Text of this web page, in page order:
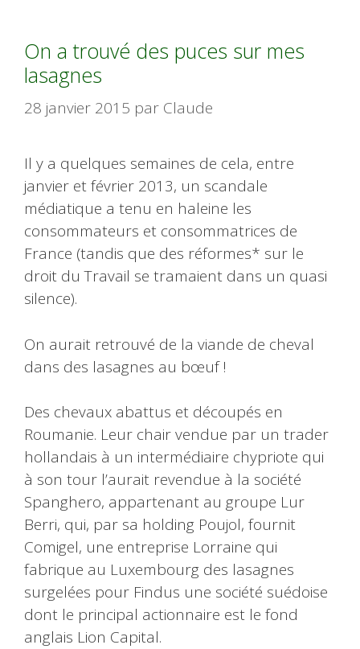
On a trouvé des puces sur mes
lasagnes
28 janvier 2015 par Claude
Il y a quelques semaines de cela, entre
janvier et février 2013, un scandale
médiatique a tenu en haleine les
consommateurs et consommatrices de
France (tandis que des réformes* sur le
droit du Travail se tramaient dans un quasi
silence).
On aurait retrouvé de la viande de cheval
dans des lasagnes au bœuf !
Des chevaux abattus et découpés en
Roumanie. Leur chair vendue par un trader
hollandais à un intermédiaire chypriote qui
à son tour l’aurait revendue à la société
Spanghero, appartenant au groupe Lur
Berri, qui, par sa holding Poujol, fournit
Comigel, une entreprise Lorraine qui
fabrique au Luxembourg des lasagnes
surgelées pour Findus une société suédoise
dont le principal actionnaire est le fond
anglais Lion Capital.